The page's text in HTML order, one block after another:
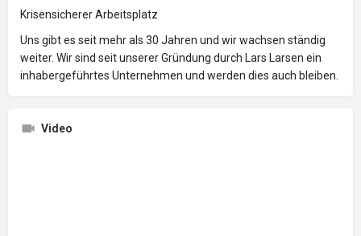
Krisensicherer Arbeitsplatz
Uns gibt es seit mehr als 30 Jahren und wir wachsen ständig
weiter. Wir sind seit unserer Gründung durch Lars Larsen ein
inhabergeführtes Unternehmen und werden dies auch bleiben.
Video